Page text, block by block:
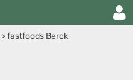
>fastfoods Berck